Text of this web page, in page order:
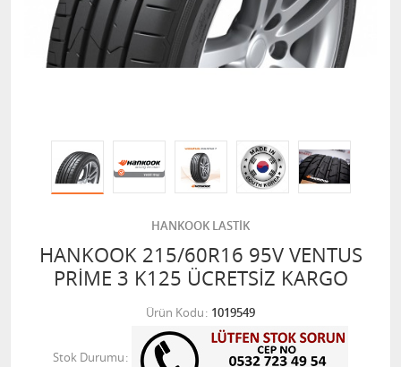
HANKOOK LASTİK
HANKOOK 215/60R16 95V VENTUS
PRİME 3 K125 ÜCRETSİZ KARGO
Ürün Kodu 1019549
Stok Durumu